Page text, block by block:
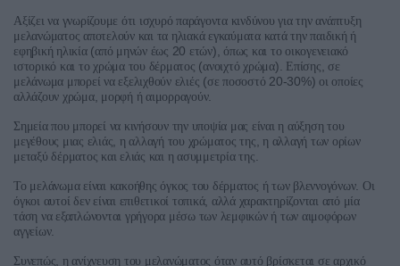
Αξίζει να γνωρίζουμε ότι ισχυρό παράγοντα κινδύνου για την ανάπτυξη
μελανώματος αποτελούν και τα ηλιακά εγκαύματα κατά την παιδική ή
εφηβική ηλικία(από μηνών έως 20 ετών), όπως και το οικογενειακό
ιστορικό και το χρώμα του δέρματος (ανοιχτό χρώμα). Επίσης σε
μελάνωμα μπορεί να εξελιχθούν ελιές (σε ποσοστό 20-30%) οι οποίες
αλλάζουν χρώμα, μορφή ή αιμορραγούν.
Σημεία που μπορεί να κινήσουν την υποψία μας είναι η αύξηση του
μεγέθους μιας ελιάς η αλλαγή του χρώματος της η αλλαγή των ορίων
μεταξύ δέρματος και ελιάς και η ασυμμετρία της
Το μελάνωμα είναι κακοήθης όγκος του δέρματος ή των βλεννογόνων. Οι
όγκοι αυτοί δεν είναι επιθετικοί τοπικά, αλλά χαρακτηρίζονται από μία
τάση να εξαπλώνονται γρήγορα μέσω των λεμφικών ή των αιμοφόρων
αγγείων.
Συνεπώς η ανίχνευση του μελανώματος όταν αυτό βρίσκεται σε αρχικό